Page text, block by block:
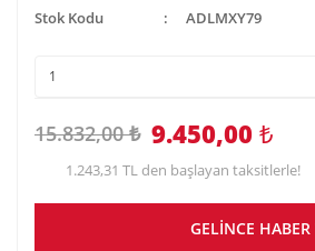
Stok Kodu ADLMXY79
15.832,00 ₺ 9.450,00 ₺
1.243,31 TL den başlayan taksitlerle!
GELİNCE HABER